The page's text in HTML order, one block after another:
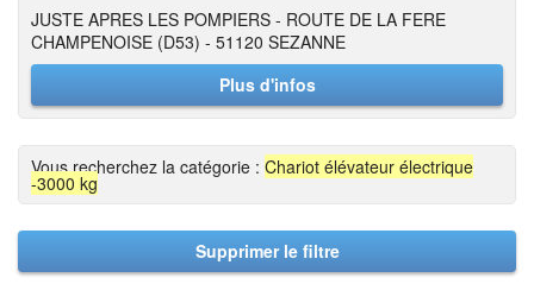
JUSTE APRES LES POMPIERS - ROUTE DE LA FERE
CHAMPENOISE (D53) - 51120 SEZANNE
Plus d'infos
Vous recherchez la catégorie : Chariot élévateur électrique
-3000 kg
Supprimer le filtre